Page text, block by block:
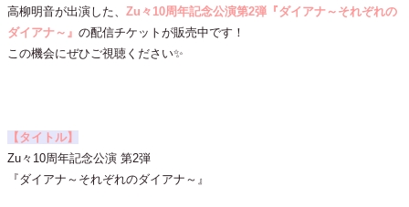
高柳明音が出演した、 Zu々10周年記念公演第2弾『ダイアナ～それぞれの
ダイアナ～』 の配信チケットが販売中です！
この機会にぜひご視聴ください✨
【タイトル】
Zu々10周年記念公演 第2弾
『ダイアナ～それぞれのダイアナ～』